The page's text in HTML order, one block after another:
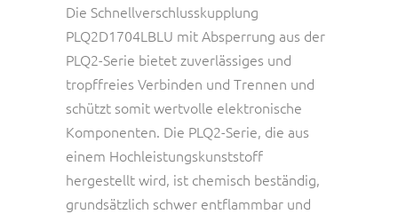
Die Schnellverschlusskupplung
PLQ2D1704LBLU mit Absperrung aus der
PLQ2-Serie bietet zuverlässiges und
tropffreies Verbinden und Trennen und
schützt somit wertvolle elektronische
Komponenten. Die PLQ2-Serie, die aus
einem Hochleistungskunststoff
hergestellt wird, ist chemisch beständig,
grundsätzlich schwer entflammbar und